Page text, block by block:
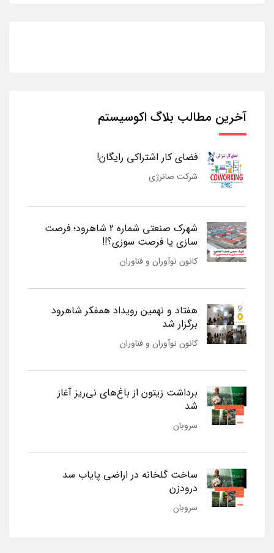
آخرین مطالب بلاگ اکوسیستم
فضای کار اشتراکی رایگان!
شرکت صانرژی
شهرک صنعتی شماره 2 شاهرود؛ فرصت
سازی یا فرصت سوزی؟!!
کانون نوآوران و فناوران
هفتاد و نهمین رویداد همفکر شاهرود
برگزار شد
کانون نوآوران و فناوران
برداشت زیتون از باغ‌های نی‌ریز آغاز
شد
سروبان
ساخت گلخانه در اراضی پایاب سد
درودزن
سروبان